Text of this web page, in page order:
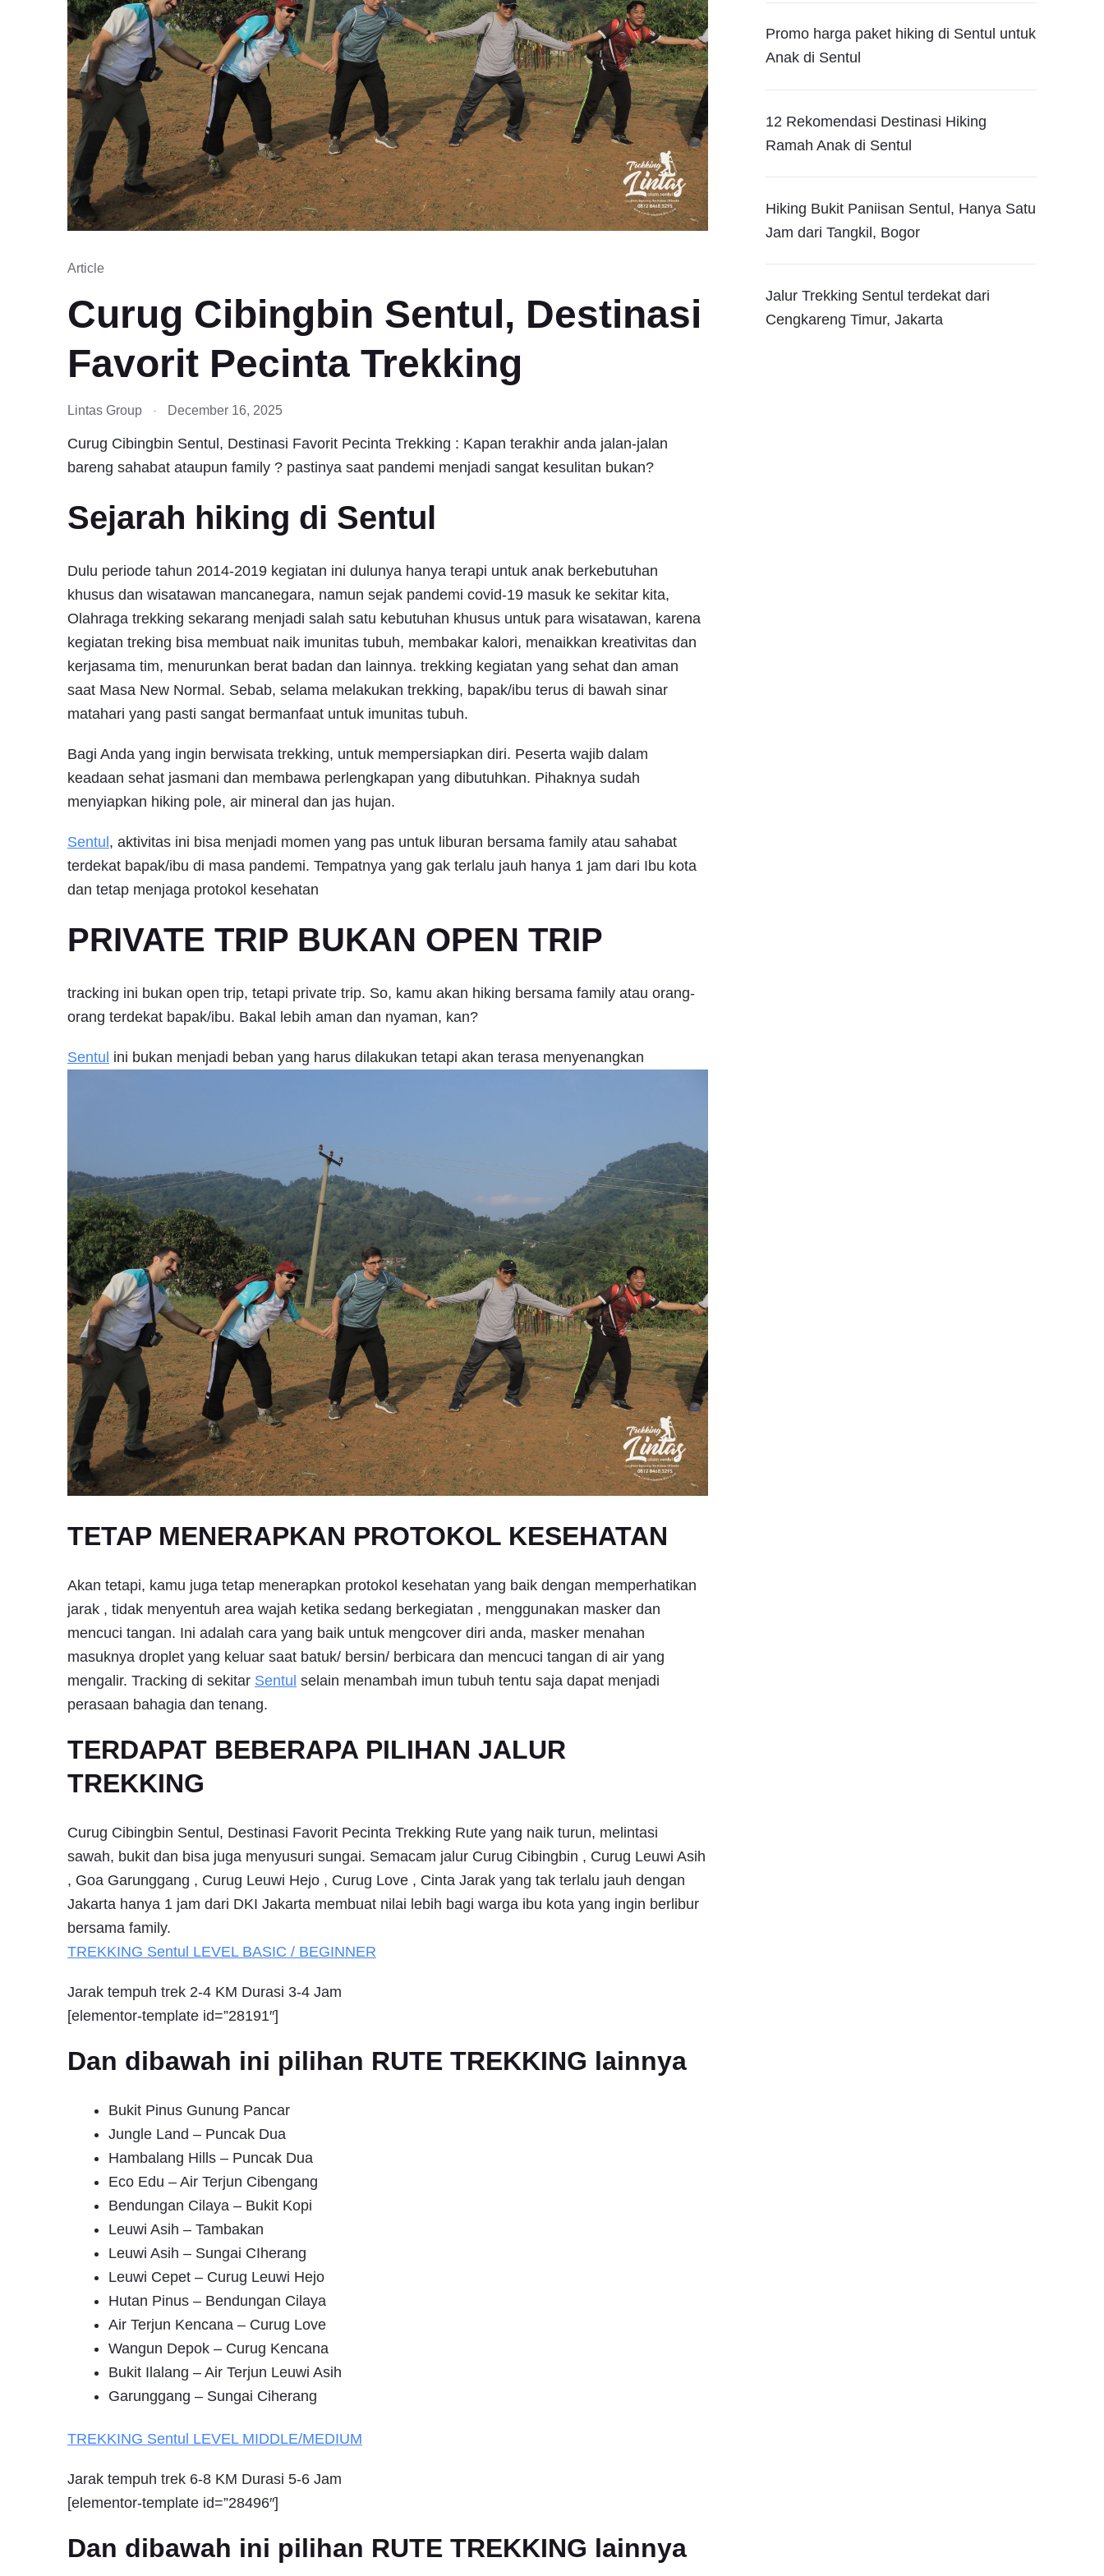
Article
Curug Cibingbin Sentul, Destinasi
Favorit Pecinta Trekking
Lintas Group December 16, 2025
Curug Cibingbin Sentul, Destinasi Favorit Pecinta Trekking : Kapan terakhir anda jalan-jalan
bareng sahabat ataupun family ? pastinya saat pandemi menjadi sangat kesulitan bukan?
Sejarah hiking di Sentul
Dulu periode tahun 2014-2019 kegiatan ini dulunya hanya terapi untuk anak berkebutuhan
khusus dan wisatawan mancanegara, namun sejak pandemi covid-19 masuk ke sekitar kita,
Olahraga trekking sekarang menjadi salah satu kebutuhan khusus untuk para wisatawan, karena
kegiatan treking bisa membuat naik imunitas tubuh, membakar kalori, menaikkan kreativitas dan
kerjasama tim, menurunkan berat badan dan lainnya. trekking kegiatan yang sehat dan aman
saat Masa New Normal. Sebab, selama melakukan trekking, bapak/ibu terus di bawah sinar
matahari yang pasti sangat bermanfaat untuk imunitas tubuh.
Bagi Anda yang ingin berwisata trekking, untuk mempersiapkan diri. Peserta wajib dalam
keadaan sehat jasmani dan membawa perlengkapan yang dibutuhkan. Pihaknya sudah
menyiapkan hiking pole, air mineral dan jas hujan.
Sentul, aktivitas ini bisa menjadi momen yang pas untuk liburan bersama family atau sahabat
terdekat bapak/ibu di masa pandemi. Tempatnya yang gak terlalu jauh hanya 1 jam dari Ibu kota
dan tetap menjaga protokol kesehatan
PRIVATE TRIP BUKAN OPEN TRIP
tracking ini bukan open trip, tetapi private trip. So, kamu akan hiking bersama family atau orang-
orang terdekat bapak/ibu. Bakal lebih aman dan nyaman, kan?
Sentul ini bukan menjadi beban yang harus dilakukan tetapi akan terasa menyenangkan
TETAP MENERAPKAN PROTOKOL KESEHATAN
Akan tetapi, kamu juga tetap menerapkan protokol kesehatan yang baik dengan memperhatikan
jarak , tidak menyentuh area wajah ketika sedang berkegiatan , menggunakan masker dan
mencuci tangan. Ini adalah cara yang baik untuk mengcover diri anda, masker menahan
masuknya droplet yang keluar saat batuk/ bersin/ berbicara dan mencuci tangan di air yang
mengalir. Tracking di sekitar Sentul selain menambah imun tubuh tentu saja dapat menjadi
perasaan bahagia dan tenang.
TERDAPAT BEBERAPA PILIHAN JALUR
TREKKING
Curug Cibingbin Sentul, Destinasi Favorit Pecinta Trekking Rute yang naik turun, melintasi
sawah, bukit dan bisa juga menyusuri sungai. Semacam jalur Curug Cibingbin , Curug Leuwi Asih
, Goa Garunggang , Curug Leuwi Hejo , Curug Love , Cinta Jarak yang tak terlalu jauh dengan
Jakarta hanya 1 jam dari DKI Jakarta membuat nilai lebih bagi warga ibu kota yang ingin berlibur
bersama family.
TREKKING Sentul LEVEL BASIC / BEGINNER
Jarak tempuh trek 2-4 KM Durasi 3-4 Jam
[elementor-template id=”28191″]
Dan dibawah ini pilihan RUTE TREKKING lainnya
Bukit Pinus Gunung Pancar
Jungle Land – Puncak Dua
Hambalang Hills – Puncak Dua
Eco Edu – Air Terjun Cibengang
Bendungan Cilaya – Bukit Kopi
Leuwi Asih – Tambakan
Leuwi Asih – Sungai CIherang
Leuwi Cepet – Curug Leuwi Hejo
Hutan Pinus – Bendungan Cilaya
Air Terjun Kencana – Curug Love
Wangun Depok – Curug Kencana
Bukit Ilalang – Air Terjun Leuwi Asih
Garunggang – Sungai Ciherang
TREKKING Sentul LEVEL MIDDLE/MEDIUM
Jarak tempuh trek 6-8 KM Durasi 5-6 Jam
[elementor-template id=”28496″]
Dan dibawah ini pilihan RUTE TREKKING lainnya
Promo harga paket hiking di Sentul untuk
Anak di Sentul
12 Rekomendasi Destinasi Hiking
Ramah Anak di Sentul
Hiking Bukit Paniisan Sentul, Hanya Satu
Jam dari Tangkil, Bogor
Jalur Trekking Sentul terdekat dari
Cengkareng Timur, Jakarta